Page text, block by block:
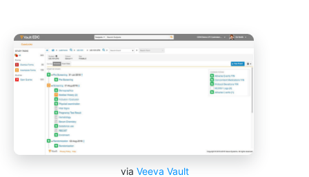
via Veeva Vault